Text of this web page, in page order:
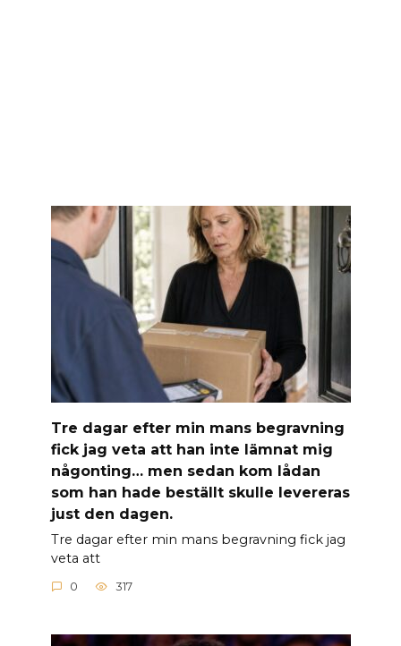
Tre dagar efter min mans begravning
fick jag veta att han inte lämnat mig
någonting… men sedan kom lådan
som han hade beställt skulle levereras
just den dagen.
Tre dagar efter min mans begravning fick jag
veta att
0 317